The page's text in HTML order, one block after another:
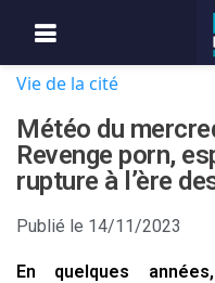
Vie de la cité
Météo du
Revenge porn,
rupture à l’ère
Publié le 14/11/2023
En quelques